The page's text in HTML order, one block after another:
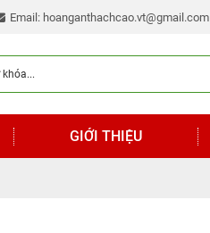
Email: hoanganthachcao.vt@gmail.com
GIỚI THIỆU